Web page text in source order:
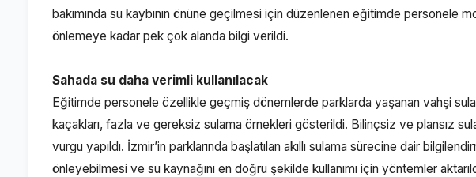
bakımında su kaybının önüne geçilmesi için düzenlenen eğitimde personele
önlemeye kadar pek çok alanda bilgi verildi.
Sahada su daha verimli kullanılacak
Eğitimde personele özellikle geçmiş dönemlerde parklarda yaşanan vahşi
kaçakları, fazla ve gereksiz sulama örnekleri gösterildi. Bilinçsiz ve plansız
vurgu yapıldı. İzmir’in parklarında başlatılan akıllı sulama sürecine dair
önleyebilmesi ve su kaynağını en doğru şekilde kullanımı için yöntemler